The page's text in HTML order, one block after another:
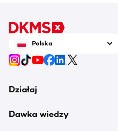
Polska
Działaj
Dawka wiedzy